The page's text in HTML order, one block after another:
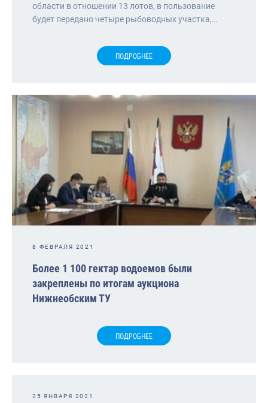
области в отношении 13 лотов, в пользование
будет передано четыре рыбоводных участка,…
ПОДРОБНЕЕ
8 ФЕВРАЛЯ 2021
Более 1 100 гектар водоемов были
закреплены по итогам аукциона
Нижнеобским ТУ
ПОДРОБНЕЕ
25 ЯНВАРЯ 2021